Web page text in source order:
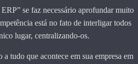
se faz necessário aprofundar muito
está no fato de interligar todos
lugar, centralizando-os.
tudo que acontece em sua empresa em